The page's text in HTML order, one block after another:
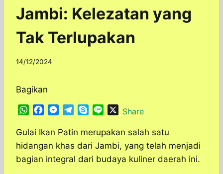
Jambi: Kelezatan yang
Tak Terlupakan
By
14/12/2024
Bagikan
W
a
t
s
A
c
e
b
o
M
s
s
n
l
e
g
r
y
p
e
n
e
XShare
Gulai Ikan Patin merupakan salah satu
hidangan khas dari Jambi, yang telah menjadi
bagian integral dari budaya kuliner daerah ini.